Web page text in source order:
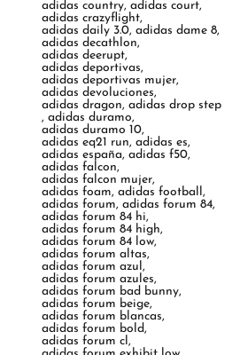
adidas country,adidas court,
adidas crazyflight,
adidas daily 3.0,adidas dame 8,
adidas decathlon,
adidas deerupt,
adidas deportivas,
adidas deportivas mujer,
adidas devoluciones,
adidas dragon,adidas drop step
,adidas duramo,
adidas duramo 10,
adidas eq21 run,adidas es,
adidas españa,adidas f50,
adidas falcon,
adidas falcon mujer,
adidas foam,adidas football,
adidas forum,adidas forum 84,
adidas forum 84 hi,
adidas forum 84 high,
adidas forum 84 low,
adidas forum altas,
adidas forum azul,
adidas forum azules,
adidas forum bad bunny,
adidas forum beige,
adidas forum blancas,
adidas forum bold,
adidas forum cl,